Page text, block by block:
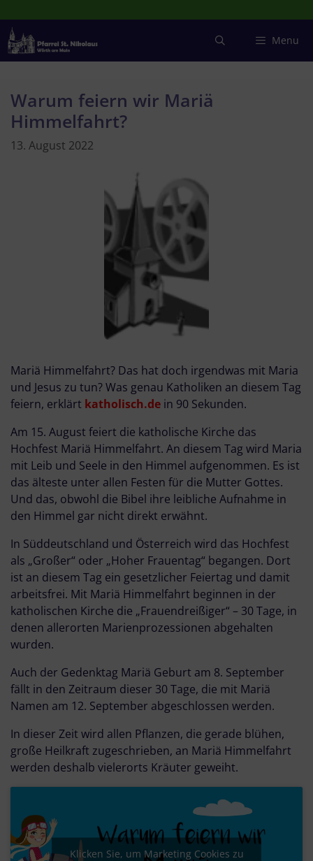
Inhalt
springen
Menu
Warum feiern wir Mariä
Himmelfahrt?
13. August 2022
Mariä Himmelfahrt? Das hat doch irgendwas mit Maria
und Jesus zu tun? Was genau Katholiken an diesem Tag
feiern, erklärt katholisch.de in 90 Sekunden.
Am 15. August feiert die katholische Kirche das
Hochfest Mariä Himmelfahrt. An diesem Tag wird Maria
mit Leib und Seele in den Himmel aufgenommen. Es ist
das älteste unter allen Festen für die Mutter Gottes.
Und das, obwohl die Bibel ihre leibliche Aufnahme in
den Himmel gar nicht direkt erwähnt.
In Süddeutschland und Österreich wird das Hochfest
als „Großer“ oder „Hoher Frauentag“ begangen. Dort
ist an diesem Tag ein gesetzlicher Feiertag und damit
arbeitsfrei. Mit Mariä Himmelfahrt beginnen in der
katholischen Kirche die „Frauendreißiger“ – 30 Tage, in
denen allerorten Marienprozessionen abgehalten
wurden.
Auch der Gedenktag Mariä Geburt am 8. September
fällt in den Zeitraum dieser 30 Tage, die mit Mariä
Namen am 12. September abgeschlossen werden.
In dieser Zeit wird allen Pflanzen, die gerade blühen,
große Heilkraft zugeschrieben, an Mariä Himmelfahrt
werden deshalb vielerorts Kräuter geweiht.
Klicken Sie, um Marketing Cookies zu